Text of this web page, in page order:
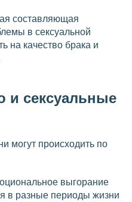
составляющая
в сексуальной
на качество брака и
и сексуальные
могут происходить по
выгорание
в разные периоды жизни